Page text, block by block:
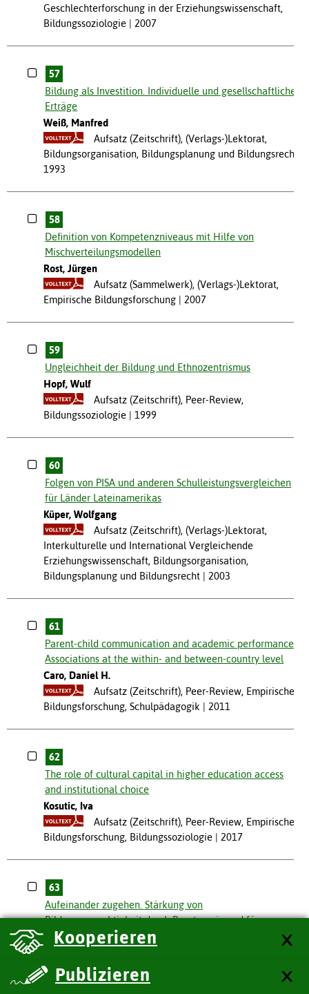
Geschlechterforschung in der Erziehungswissenschaft,
Bildungssoziologie
2007
57
Bildung als Investition. Individuelle und gesellschaftliche
Erträge
Weiß, Manfred
Aufsatz (Zeitschrift), (Verlags-)Lektorat,
Bildungsorganisation, Bildungsplanung und Bildungsrecht
1993
58
Definition von Kompetenzniveaus mit Hilfe von
Mischverteilungsmodellen
Rost, Jürgen
Aufsatz (Sammelwerk), (Verlags-)Lektorat,
Empirische Bildungsforschung
2007
59
Ungleichheit der Bildung und Ethnozentrismus
Hopf, Wulf
Aufsatz (Zeitschrift), Peer-Review,
Bildungssoziologie
1999
60
Folgen von PISA und anderen Schulleistungsvergleichen
für Länder Lateinamerikas
Küper, Wolfgang
Aufsatz (Zeitschrift), (Verlags-)Lektorat,
Interkulturelle und International Vergleichende
Erziehungswissenschaft, Bildungsorganisation,
Bildungsplanung und Bildungsrecht
2003
61
Parent-child communication and academic performance.
Associations at the within- and between-country level
Caro, Daniel H.
Aufsatz (Zeitschrift), Peer-Review, Empirische
Bildungsforschung, Schulpädagogik
2011
62
The role of cultural capital in higher education access
and institutional choice
Kosutic, Iva
Aufsatz (Zeitschrift), Peer-Review, Empirische
Bildungsforschung, Bildungssoziologie
2017
63
Aufeinander zugehen. Stärkung von
Bildungsgerechtigkeit durch Beratung in und für
Kindertagesstätten
Aufsatz (Sammelwerk), (Verlags-)Lektorat,
Pädagogik der frühen Kindheit
Publizieren
Kooperieren